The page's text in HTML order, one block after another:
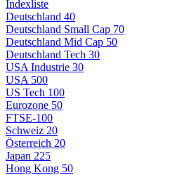
Indexliste
Deutschland 40
Deutschland Small Cap 70
Deutschland Mid Cap 50
Deutschland Tech 30
USA Industrie 30
USA 500
US Tech 100
Eurozone 50
FTSE-100
Schweiz 20
Österreich 20
Japan 225
Hong Kong 50